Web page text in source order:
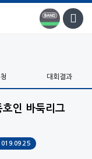
대회결과
인 바둑리그